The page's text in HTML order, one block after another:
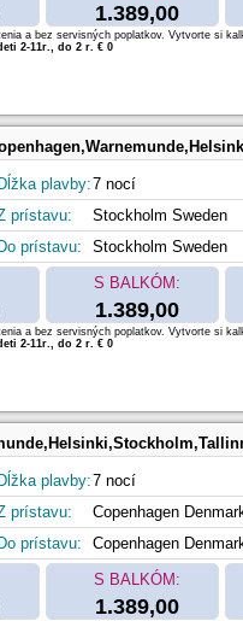
1.389,00
a bez servisných poplatkov. Vytvorte si
2-11r., do 2 r. € 0
Dĺžka plavby:7 nocí
prístavu:
Stockholm Sweden
Do prístavu:
Stockholm Sweden
S BALKÓM:
1.389,00
a bez servisných poplatkov. Vytvorte si
2-11r., do 2 r. € 0
Dĺžka plavby:7 nocí
prístavu:
Copenhagen
Do prístavu:
Copenhagen
S BALKÓM:
1.389,00